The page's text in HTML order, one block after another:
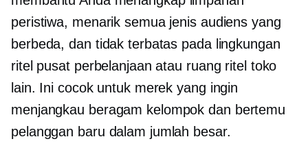
peristiwa, menarik semua jenis audiens yang
berbeda, dan tidak terbatas pada lingkungan
ritel pusat perbelanjaan atau ruang ritel toko
lain. Ini cocok untuk merek yang ingin
menjangkau beragam kelompok dan bertemu
pelanggan baru dalam jumlah besar.